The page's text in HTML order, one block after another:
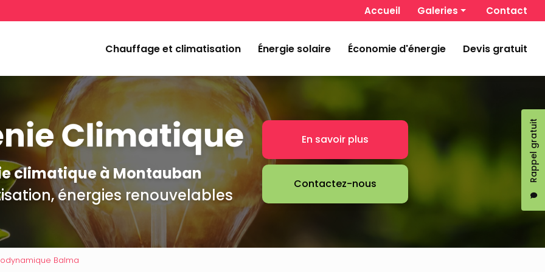
Rappel gratuit
Accueil
Galeries
Énergie solaire
Contact
Chauffage et climatisation
Énergie solaire Économie d'énergie Devis gratuit
climatique à Montauban
énergies renouvelables
En savoir plus
Contactez-nous
Balma